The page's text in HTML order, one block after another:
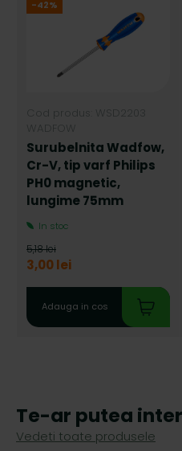
-42%
Cod produs: WSD2203
WADFOW
Surubelnita Wadfow,
Cr-V, tip varf Philips
PH0 magnetic,
lungime 75mm
In stoc
3,00 lei
5,18 lei
Adauga in cos
Te-ar putea
Vedeti toate produsele